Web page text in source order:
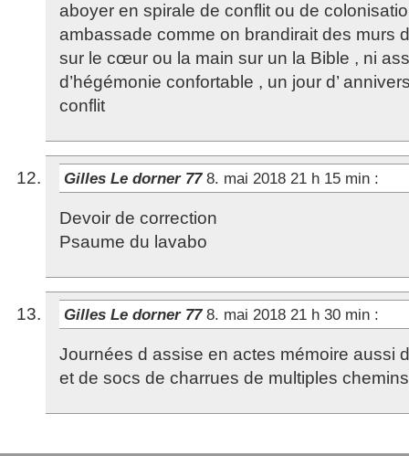
aboyer en spirale de conflit ou de
ambassade comme on brandirait des murs
sur le cœur ou la main sur un la Bible , ni
d’hégémonie confortable , un jour d’
conflit
Gilles Le dorner 77 8. mai 2018 21 h 15 min :
Devoir de correction
Psaume du lavabo
Gilles Le dorner 77 8. mai 2018 21 h 30 min :
Journées d assise en actes mémoire aussi
et de socs de charrues de multiples chemins